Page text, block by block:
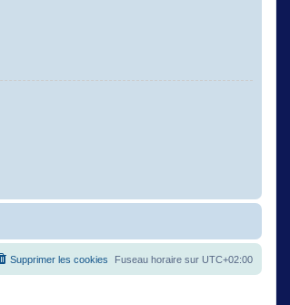
Fuseau horaire sur UTC+02:00
Supprimer les cookies